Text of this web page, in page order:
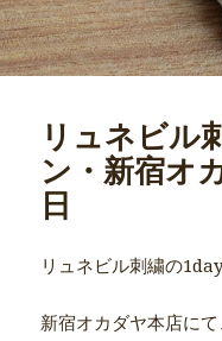
リュネビル
ン・新宿オ
日
リュネビル刺繍の
新宿オカダヤ本店にて